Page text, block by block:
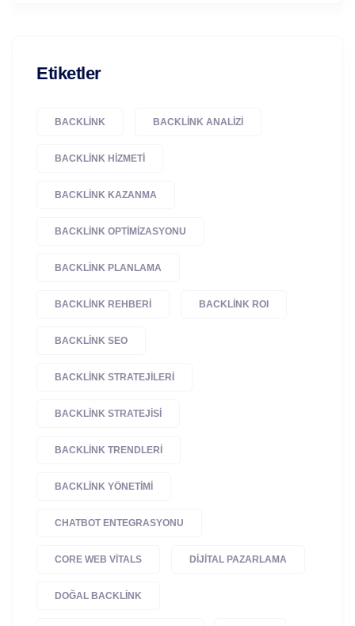
Etiketler
BACKLINK BACKLINK ANALIZI
BACKLINK HIZMETI
BACKLINK KAZANMA
BACKLINK OPTIMIZASYONU
BACKLINK PLANLAMA
BACKLINK REHBERI BACKLINK ROI
BACKLINK SEO
BACKLINK STRATEJILERI
BACKLINK STRATEJISI
BACKLINK TRENDLERI
BACKLINK YÖNETIMI
CHATBOT ENTEGRASYONU
CORE WEB VITALS DIJITAL PAZARLAMA
DOĞAL BACKLINK